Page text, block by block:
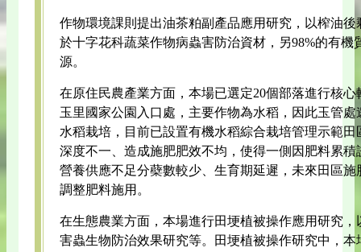
作物環境課則提出油茶粕副產品應用研究，以榨油
於十字花科蔬菜作物病蟲害防治資材，另98%的有機
源。
在原住民農產業方面，本場已選定20個部落進行核
玉里國家公園入口處，主要作物為水稻，因此玉管
水稻栽培，目前已設置有機水稻綜合栽培管理示範
深度不一、造成施肥肥效不均，使得一側因肥料累
營養供應不足分蘗數較少、生育期延遲，未來田區
調整肥料施用。
在生態農業方面，本場進行田埂植被操作應用研究
害蟲生物防治效果研究等。田埂植被操作研究中，